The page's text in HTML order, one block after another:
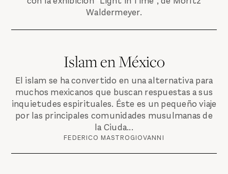
Waldermeyer.
Islam en México
El islam se ha convertido en una alternativa para
muchos mexicanos que buscan respuestas a sus
inquietudes espirituales. Éste es un pequeño viaje
por las principales comunidades musulmanas de
la Ciuda...
FEDERICO MASTROGIOVANNI